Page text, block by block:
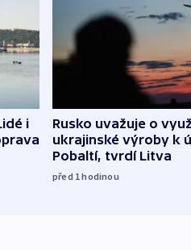
i
Rusko uvažuje o
ukrajinské výroby k
Pobaltí, tvrdí Litva
před 1hodinou